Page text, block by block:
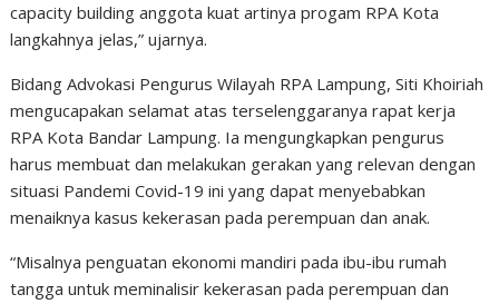
capacity building anggota kuat artinya progam RPA Kota
langkahnya jelas,” ujarnya.
Bidang Advokasi Pengurus Wilayah RPA Lampung, Siti Khoiriah
mengucapakan selamat atas terselenggaranya rapat kerja
RPA Kota Bandar Lampung. Ia mengungkapkan pengurus
harus membuat dan melakukan gerakan yang relevan dengan
situasi Pandemi Covid-19 ini yang dapat menyebabkan
menaiknya kasus kekerasan pada perempuan dan anak.
“Misalnya penguatan ekonomi mandiri pada ibu-ibu rumah
tangga untuk meminalisir kekerasan pada perempuan dan